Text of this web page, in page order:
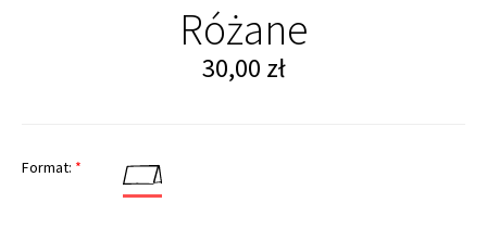
Różane
30,00 zł
Format: *